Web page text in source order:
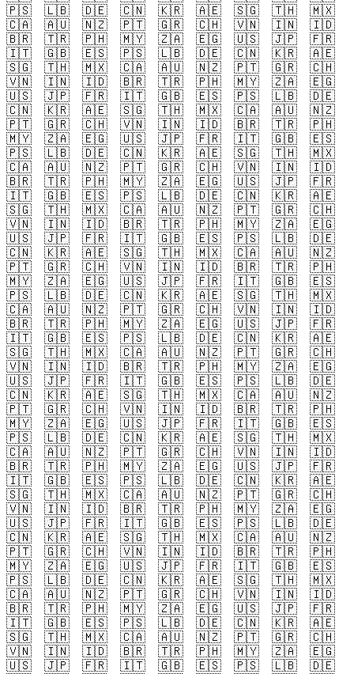
🇵🇸
🇱🇧 🇩🇪 🇨🇳 🇰🇷 🇦🇪 🇸🇬 🇹🇭
🇲🇽
🇨🇦
🇦🇺 🇳🇿 🇵🇹 🇬🇷 🇨🇭 🇻🇳 🇮🇳
🇮🇩
🇧🇷
🇹🇷 🇵🇭 🇲🇾 🇿🇦 🇪🇬 🇺🇸 🇯🇵
🇫🇷
🇮🇹
🇬🇧 🇪🇸 🇵🇸 🇱🇧 🇩🇪 🇨🇳 🇰🇷
🇦🇪
🇸🇬
🇹🇭 🇲🇽 🇨🇦 🇦🇺 🇳🇿 🇵🇹 🇬🇷
🇨🇭
🇻🇳
🇮🇳 🇮🇩 🇧🇷 🇹🇷 🇵🇭 🇲🇾 🇿🇦
🇪🇬
🇺🇸
🇯🇵 🇫🇷 🇮🇹 🇬🇧 🇪🇸 🇵🇸 🇱🇧
🇩🇪
🇨🇳
🇰🇷 🇦🇪 🇸🇬 🇹🇭 🇲🇽 🇨🇦 🇦🇺
🇳🇿
🇵🇹
🇬🇷 🇨🇭 🇻🇳 🇮🇳 🇮🇩 🇧🇷 🇹🇷
🇵🇭
🇲🇾
🇿🇦 🇪🇬 🇺🇸 🇯🇵 🇫🇷 🇮🇹 🇬🇧
🇪🇸
🇵🇸
🇱🇧 🇩🇪 🇨🇳 🇰🇷 🇦🇪 🇸🇬 🇹🇭
🇲🇽
🇨🇦
🇦🇺 🇳🇿 🇵🇹 🇬🇷 🇨🇭 🇻🇳 🇮🇳
🇮🇩
🇧🇷
🇹🇷 🇵🇭 🇲🇾 🇿🇦 🇪🇬 🇺🇸 🇯🇵
🇫🇷
🇮🇹
🇬🇧 🇪🇸 🇵🇸 🇱🇧 🇩🇪 🇨🇳 🇰🇷
🇦🇪
🇸🇬
🇹🇭 🇲🇽 🇨🇦 🇦🇺 🇳🇿 🇵🇹 🇬🇷
🇨🇭
🇻🇳
🇮🇳 🇮🇩 🇧🇷 🇹🇷 🇵🇭 🇲🇾 🇿🇦
🇪🇬
🇺🇸
🇯🇵 🇫🇷 🇮🇹 🇬🇧 🇪🇸 🇵🇸 🇱🇧
🇩🇪
🇨🇳
🇰🇷 🇦🇪 🇸🇬 🇹🇭 🇲🇽 🇨🇦 🇦🇺
🇳🇿
🇵🇹
🇬🇷 🇨🇭 🇻🇳 🇮🇳 🇮🇩 🇧🇷 🇹🇷
🇵🇭
🇲🇾
🇿🇦 🇪🇬 🇺🇸 🇯🇵 🇫🇷 🇮🇹 🇬🇧
🇪🇸
🇵🇸
🇱🇧 🇩🇪 🇨🇳 🇰🇷 🇦🇪 🇸🇬 🇹🇭
🇲🇽
🇨🇦
🇦🇺 🇳🇿 🇵🇹 🇬🇷 🇨🇭 🇻🇳 🇮🇳
🇮🇩
🇧🇷
🇹🇷 🇵🇭 🇲🇾 🇿🇦 🇪🇬 🇺🇸 🇯🇵
🇫🇷
🇮🇹
🇬🇧 🇪🇸 🇵🇸 🇱🇧 🇩🇪 🇨🇳 🇰🇷
🇦🇪
🇸🇬
🇹🇭 🇲🇽 🇨🇦 🇦🇺 🇳🇿 🇵🇹 🇬🇷
🇨🇭
🇻🇳
🇮🇳 🇮🇩 🇧🇷 🇹🇷 🇵🇭 🇲🇾 🇿🇦
🇪🇬
🇺🇸
🇯🇵 🇫🇷 🇮🇹 🇬🇧 🇪🇸 🇵🇸 🇱🇧
🇩🇪
🇨🇳
🇰🇷 🇦🇪 🇸🇬 🇹🇭 🇲🇽 🇨🇦 🇦🇺
🇳🇿
🇵🇹
🇬🇷 🇨🇭 🇻🇳 🇮🇳 🇮🇩 🇧🇷 🇹🇷
🇵🇭
🇲🇾
🇿🇦 🇪🇬 🇺🇸 🇯🇵 🇫🇷 🇮🇹 🇬🇧
🇪🇸
🇵🇸
🇱🇧 🇩🇪 🇨🇳 🇰🇷 🇦🇪 🇸🇬 🇹🇭
🇲🇽
🇨🇦
🇦🇺 🇳🇿 🇵🇹 🇬🇷 🇨🇭 🇻🇳 🇮🇳
🇮🇩
🇧🇷
🇹🇷 🇵🇭 🇲🇾 🇿🇦 🇪🇬 🇺🇸 🇯🇵
🇫🇷
🇮🇹
🇬🇧 🇪🇸 🇵🇸 🇱🇧 🇩🇪 🇨🇳 🇰🇷
🇦🇪
🇸🇬
🇹🇭 🇲🇽 🇨🇦 🇦🇺 🇳🇿 🇵🇹 🇬🇷
🇨🇭
🇻🇳
🇮🇳 🇮🇩 🇧🇷 🇹🇷 🇵🇭 🇲🇾 🇿🇦
🇪🇬
🇺🇸
🇯🇵 🇫🇷 🇮🇹 🇬🇧 🇪🇸 🇵🇸 🇱🇧
🇩🇪
🇨🇳
🇰🇷 🇦🇪 🇸🇬 🇹🇭 🇲🇽 🇨🇦 🇦🇺
🇳🇿
🇵🇹
🇬🇷 🇨🇭 🇻🇳 🇮🇳 🇮🇩 🇧🇷 🇹🇷
🇵🇭
🇲🇾
🇿🇦 🇪🇬 🇺🇸 🇯🇵 🇫🇷 🇮🇹 🇬🇧
🇪🇸
🇵🇸
🇱🇧 🇩🇪 🇨🇳 🇰🇷 🇦🇪 🇸🇬 🇹🇭
🇲🇽
🇨🇦
🇦🇺 🇳🇿 🇵🇹 🇬🇷 🇨🇭 🇻🇳 🇮🇳
🇮🇩
🇧🇷
🇹🇷 🇵🇭 🇲🇾 🇿🇦 🇪🇬 🇺🇸 🇯🇵
🇫🇷
🇮🇹
🇬🇧 🇪🇸 🇵🇸 🇱🇧 🇩🇪 🇨🇳 🇰🇷
🇦🇪
🇸🇬
🇹🇭 🇲🇽 🇨🇦 🇦🇺 🇳🇿 🇵🇹 🇬🇷
🇨🇭
🇻🇳
🇮🇳 🇮🇩 🇧🇷 🇹🇷 🇵🇭 🇲🇾 🇿🇦
🇪🇬
🇺🇸
🇯🇵 🇫🇷 🇮🇹 🇬🇧 🇪🇸 🇵🇸 🇱🇧
🇩🇪